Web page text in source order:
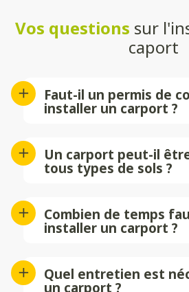
Vos questions sur
caport
Faut-il un permis de
installer un carport ?
m², une simple
requis.
Un carport peut-il
tous types de sols ?
terrain et vous
Combien de temps
installer un carport ?
d’installation dépendra
Quel entretien est
un carport ?